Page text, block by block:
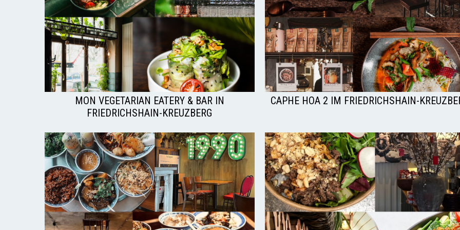
MON VEGETARIAN EATERY & BAR IN
FRIEDRICHSHAIN-KREUZBERG
CAPHE HOA 2 IM FRIEDRICHSHAIN-